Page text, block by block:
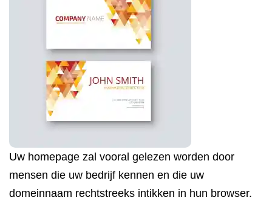
Uw homepage zal vooral gelezen worden door
mensen die uw bedrijf kennen en die uw
domeinnaam rechtstreeks intikken in hun browser.